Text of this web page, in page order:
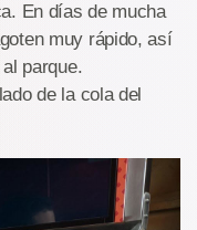
En días de mucha
muy rápido, así
parque.
de la cola del